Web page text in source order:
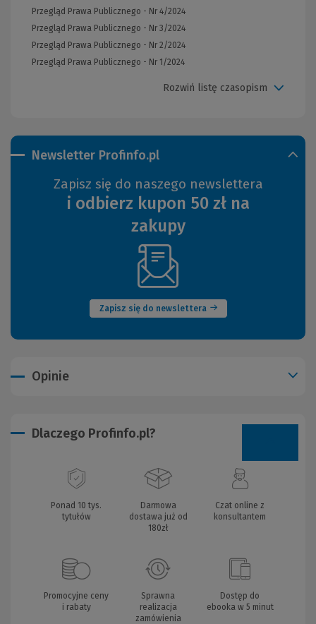
Newsletter Profinfo.pl
Zapisz się do naszego newslettera
i odbierz kupon 50 zł na
zakupy
Zapisz się do newslettera
(Nowe
okno)
Przegląd Prawa Publicznego - Nr 4/2024
Przegląd Prawa Publicznego - Nr 3/2024
Przegląd Prawa Publicznego - Nr 2/2024
Przegląd Prawa Publicznego - Nr 1/2024
Rozwiń listę czasopism
Opinie
Dlaczego Profinfo.pl?
Ponad 10 tys.
tytułów
Darmowa
dostawa już od
180zł
Czat online z
konsultantem
Promocyjne ceny
i rabaty
Sprawna
realizacja
zamówienia
Dostęp do
ebooka w 5 minut